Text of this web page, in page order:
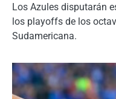
Los Azules disputarán
los playoffs de los
Sudamericana.